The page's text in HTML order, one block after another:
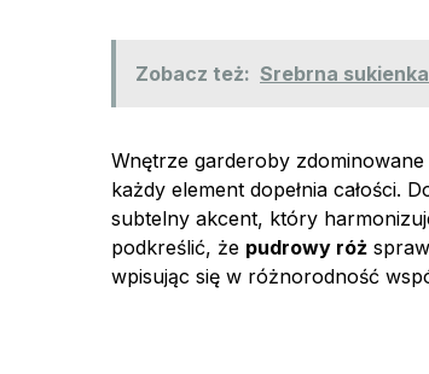
Zobacz też: Srebrna
Wnętrze garderoby
każdy element dopełnia całości.
subtelny akcent, który
podkreślić, że pudrowy róż
wpisując się w różnorodność